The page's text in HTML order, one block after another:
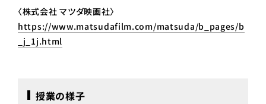
〈株式会社 マツダ映画社〉
https://www.matsudafilm.com/matsuda/b_pages/b
_j_1j.html
授業の様子